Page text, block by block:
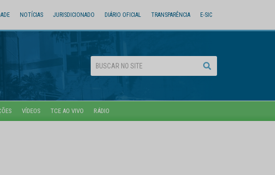
NOTÍCIAS JURISDICIONADO DIÁRIO OFICIAL TRANSPARÊNCIA E-SIC
VÍDEOS TCE AO VIVO RÁDIO